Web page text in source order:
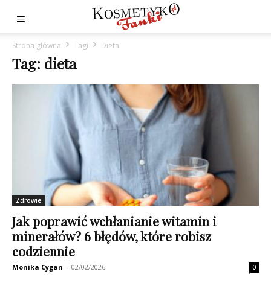
Strona główna Tagi Dieta
Tag: dieta
Zdrowie
Jak poprawić wchłanianie witamin i
minerałów? 6 błędów, które robisz
codziennie
Monika Cygan - 02/02/2026 0